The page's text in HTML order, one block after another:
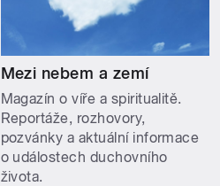
Mezi nebem a zemí
Magazín o víře a spiritualitě.
Reportáže, rozhovory,
pozvánky a aktuální informace
o událostech duchovního
života.